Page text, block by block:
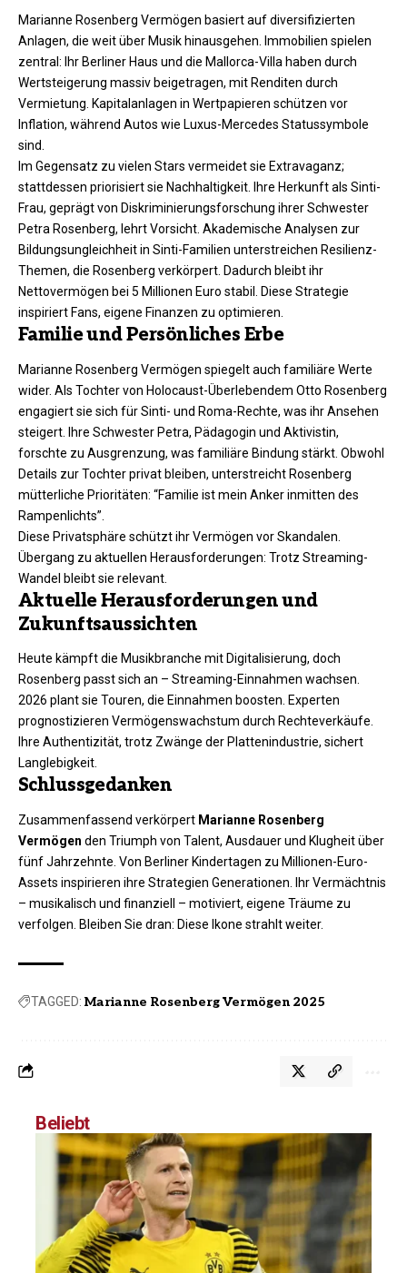
Marianne Rosenberg Vermögen basiert auf diversifizierten
Anlagen, die weit über Musik hinausgehen. Immobilien spielen
zentral: Ihr Berliner Haus und die Mallorca-Villa haben durch
Wertsteigerung massiv beigetragen, mit Renditen durch
Vermietung. Kapitalanlagen in Wertpapieren schützen vor
Inflation, während Autos wie Luxus-Mercedes Statussymbole
sind.​
Im Gegensatz zu vielen Stars vermeidet sie Extravaganz;
stattdessen priorisiert sie Nachhaltigkeit. Ihre Herkunft als Sinti-
Frau, geprägt von Diskriminierungsforschung ihrer Schwester
Petra Rosenberg, lehrt Vorsicht. Akademische Analysen zur
Bildungsungleichheit in Sinti-Familien unterstreichen Resilienz-
Themen, die Rosenberg verkörpert. Dadurch bleibt ihr
Nettovermögen bei 5 Millionen Euro stabil. Diese Strategie
inspiriert Fans, eigene Finanzen zu optimieren.​
Familie und Persönliches Erbe
Marianne Rosenberg Vermögen spiegelt auch familiäre Werte
wider. Als Tochter von Holocaust-Überlebendem Otto Rosenberg
engagiert sie sich für Sinti- und Roma-Rechte, was ihr Ansehen
steigert. Ihre Schwester Petra, Pädagogin und Aktivistin,
forschte zu Ausgrenzung, was familiäre Bindung stärkt. Obwohl
Details zur Tochter privat bleiben, unterstreicht Rosenberg
mütterliche Prioritäten: “Familie ist mein Anker inmitten des
Rampenlichts”.​
Diese Privatsphäre schützt ihr Vermögen vor Skandalen.
Übergang zu aktuellen Herausforderungen: Trotz Streaming-
Wandel bleibt sie relevant.
Aktuelle Herausforderungen und
Zukunftsaussichten
Heute kämpft die Musikbranche mit Digitalisierung, doch
Rosenberg passt sich an – Streaming-Einnahmen wachsen.
2026 plant sie Touren, die Einnahmen boosten. Experten
prognostizieren Vermögenswachstum durch Rechteverkäufe.
Ihre Authentizität, trotz Zwänge der Plattenindustrie, sichert
Langlebigkeit.​
Schlussgedanken
Zusammenfassend verkörpert Marianne Rosenberg
Vermögen den Triumph von Talent, Ausdauer und Klugheit über
fünf Jahrzehnte. Von Berliner Kindertagen zu Millionen-Euro-
Assets inspirieren ihre Strategien Generationen. Ihr Vermächtnis
– musikalisch und finanziell – motiviert, eigene Träume zu
verfolgen. Bleiben Sie dran: Diese Ikone strahlt weiter.
TAGGED: Marianne Rosenberg Vermögen 2025
Beliebt